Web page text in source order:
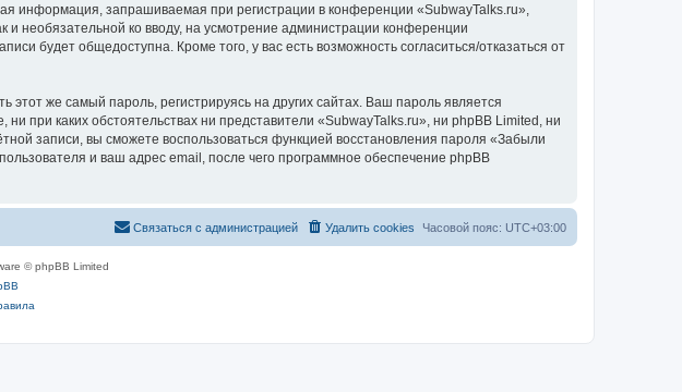
информация, запрашиваемая при регистрации в конференции «SubwayTalks.ru»,
необязательной ко вводу, на усмотрение администрации конференции
будет общедоступна. Кроме того, у вас есть возможность согласиться/отказаться от
же самый пароль, регистрируясь на других сайтах. Ваш пароль является
при каких обстоятельствах ни представители «SubwayTalks.ru», ни phpBB Limited, ни
записи, вы сможете воспользоваться функцией восстановления пароля «Забыли
и ваш адрес email, после чего программное обеспечение phpBB
Часовой пояс: UTC+03:00
Удалить cookies
Связаться с администрацией
© phpBB Limited